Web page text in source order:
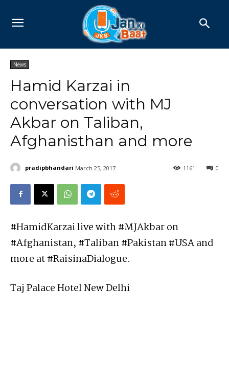
News
Hamid Karzai in
conversation with MJ
Akbar on Taliban,
Afghanisthan and more
pradipbhandari March 25, 2017 0
1161
#HamidKarzai live with #MJAkbar on
#Afghanistan, #Taliban #Pakistan #USA and
more at #RaisinaDialogue.
Taj Palace Hotel New Delhi